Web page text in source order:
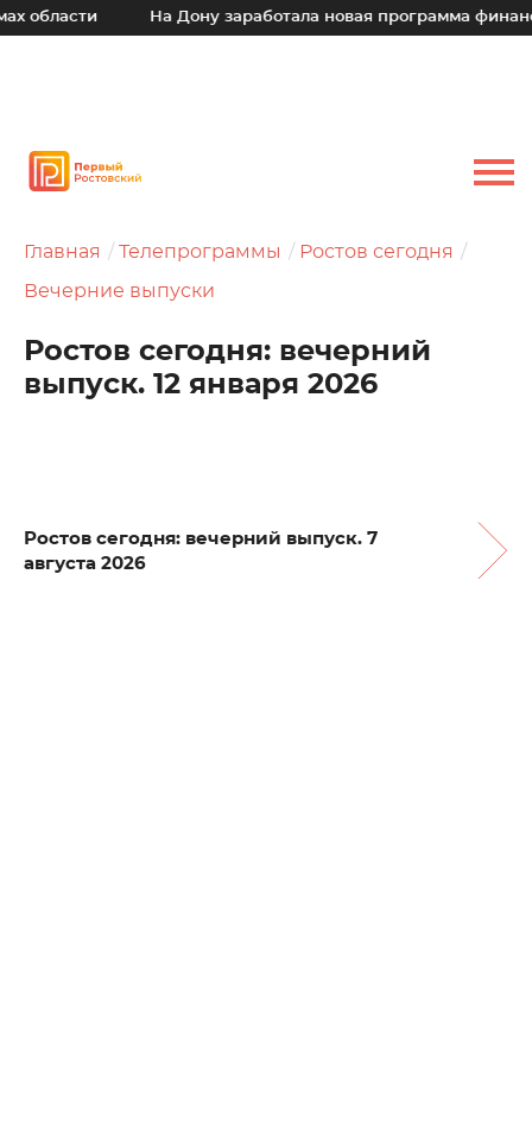
На Дону заработала новая программа финансовой
Главная Телепрограммы Ростов сегодня
Вечерние выпуски
Ростов сегодня: вечерний
выпуск. 12 января 2026
Ростов сегодня: вечерний выпуск. 7
августа 2026